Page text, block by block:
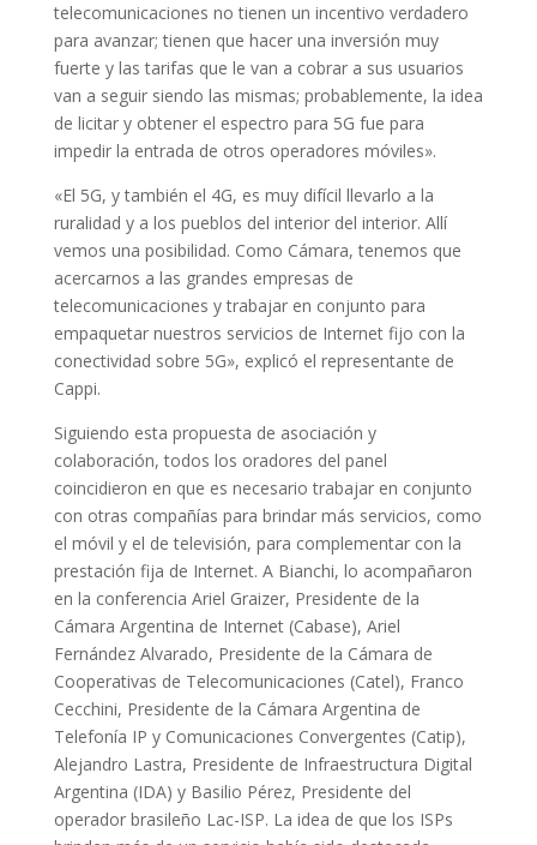
telecomunicaciones no tienen un incentivo verdadero
para avanzar; tienen que hacer una inversión muy
fuerte y las tarifas que le van a cobrar a sus usuarios
van a seguir siendo las mismas; probablemente, la idea
de licitar y obtener el espectro para 5G fue para
impedir la entrada de otros operadores móviles».
«El 5G, y también el 4G, es muy difícil llevarlo a la
ruralidad y a los pueblos del interior del interior. Allí
vemos una posibilidad. Como Cámara, tenemos que
acercarnos a las grandes empresas de
telecomunicaciones y trabajar en conjunto para
empaquetar nuestros servicios de Internet fijo con la
conectividad sobre 5G», explicó el representante de
Cappi.
Siguiendo esta propuesta de asociación y
colaboración, todos los oradores del panel
coincidieron en que es necesario trabajar en conjunto
con otras compañías para brindar más servicios, como
el móvil y el de televisión, para complementar con la
prestación fija de Internet. A Bianchi, lo acompañaron
en la conferencia Ariel Graizer, Presidente de la
Cámara Argentina de Internet (Cabase), Ariel
Fernández Alvarado, Presidente de la Cámara de
Cooperativas de Telecomunicaciones (Catel), Franco
Cecchini, Presidente de la Cámara Argentina de
Telefonía IP y Comunicaciones Convergentes (Catip),
Alejandro Lastra, Presidente de Infraestructura Digital
Argentina (IDA) y Basilio Pérez, Presidente del
operador brasileño Lac-ISP. La idea de que los ISPs